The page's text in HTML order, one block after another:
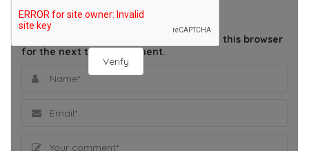
Verify
THÊM BÌNH LUẬN
Save my name, email, and website in this browser
for the next time I comment.